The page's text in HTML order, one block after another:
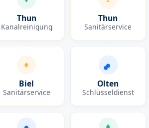
Thun
Kanalreinigung
Thun
Sanitärservice
Biel
Sanitärservice
Olten
Schlüsseldienst